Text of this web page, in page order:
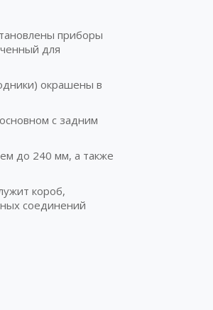
приборы
для
окрашены в
с задним
до 240 мм, а также
короб,
соединений